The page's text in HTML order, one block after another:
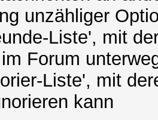
unzähliger
Liste', mit
Forum
Liste', mit
kann